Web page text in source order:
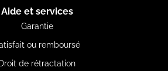
Aide et services
Garantie
ou remboursé
Droit de rétractation